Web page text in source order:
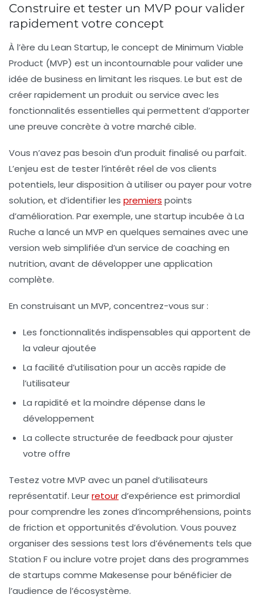
Construire et tester un MVP pour valider
rapidement votre concept
À l’ère du Lean Startup, le concept de Minimum Viable
Product (MVP) est un incontournable pour valider une
idée de business en limitant les risques. Le but est de
créer rapidement un produit ou service avec les
fonctionnalités essentielles qui permettent d’apporter
une preuve concrète à votre marché cible.
Vous n’avez pas besoin d’un produit finalisé ou parfait.
L’enjeu est de tester l’intérêt réel de vos clients
potentiels, leur disposition à utiliser ou payer pour votre
solution, et d’identifier les premiers points
d’amélioration. Par exemple, une startup incubée à La
Ruche a lancé un MVP en quelques semaines avec une
version web simplifiée d’un service de coaching en
nutrition, avant de développer une application
complète.
En construisant un MVP, concentrez-vous sur :
Les fonctionnalités indispensables qui apportent de
la valeur ajoutée
La facilité d’utilisation pour un accès rapide de
l’utilisateur
La rapidité et la moindre dépense dans le
développement
La collecte structurée de feedback pour ajuster
votre offre
Testez votre MVP avec un panel d’utilisateurs
représentatif. Leurretourd’expérience est primordial
pour comprendre les zones d’incompréhensions, points
de friction et opportunités d’évolution. Vous pouvez
organiser des sessions test lors d’événements tels que
Station F ou inclure votre projet dans des programmes
de startups comme Makesense pour bénéficier de
l’audience de l’écosystème.